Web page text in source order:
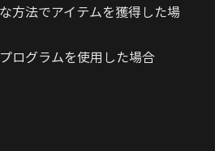
方法でアイテムを獲得した場
ログラムを使用した場合